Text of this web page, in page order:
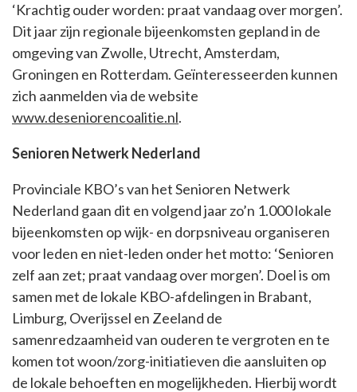
‘Krachtig ouder worden: praat vandaag over morgen’.
Dit jaar zijn regionale bijeenkomsten gepland in de
omgeving van Zwolle, Utrecht, Amsterdam,
Groningen en Rotterdam. Geïnteresseerden kunnen
zich aanmelden via de website
www.deseniorencoalitie.nl.
Senioren Netwerk Nederland
Provinciale KBO’s van het Senioren Netwerk
Nederland gaan dit en volgend jaar zo’n 1.000 lokale
bijeenkomsten op wijk- en dorpsniveau organiseren
voor leden en niet-leden onder het motto: ‘Senioren
zelf aan zet; praat vandaag over morgen’. Doel is om
samen met de lokale KBO-afdelingen in Brabant,
Limburg, Overijssel en Zeeland de
samenredzaamheid van ouderen te vergroten en te
komen tot woon/zorg-initiatieven die aansluiten op
de lokale behoeften en mogelijkheden. Hierbij wordt